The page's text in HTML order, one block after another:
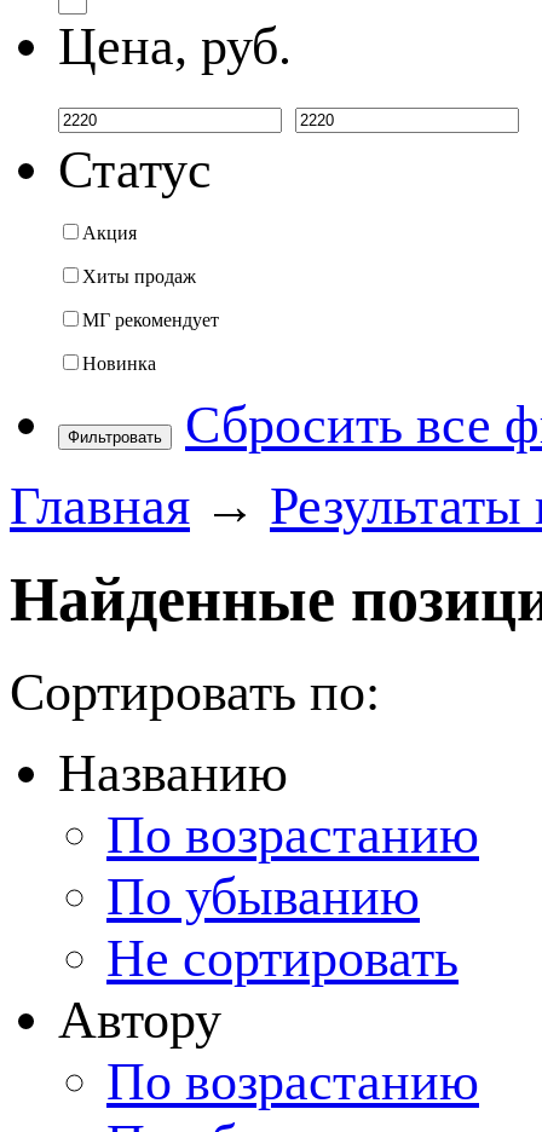
Цена, руб.
Статус
Акция
Хиты продаж
МГ рекомендует
Новинка
Фильтровать
Сбросить все
Главная →
Найденные
Сортировать по:
Названию
По возрастанию
По убыванию
Не сортировать
Автору
По возрастанию